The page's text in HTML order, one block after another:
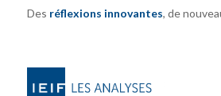
Des réflexions innovantes, de